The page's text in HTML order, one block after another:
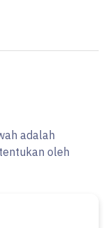
adalah
oleh